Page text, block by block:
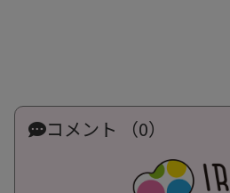
コメント （0）